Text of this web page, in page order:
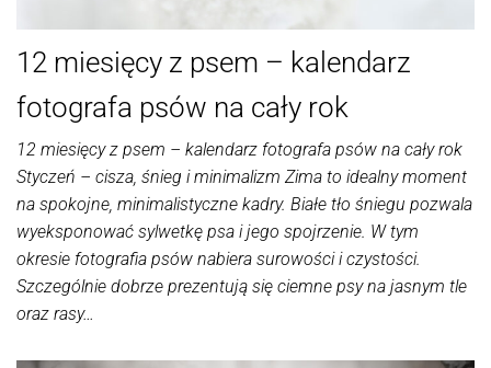
12 miesięcy z psem – kalendarz
fotografa psów na cały rok
12 miesięcy z psem – kalendarz fotografa psów na cały rok
Styczeń – cisza, śnieg i minimalizm Zima to idealny moment
na spokojne, minimalistyczne kadry. Białe tło śniegu pozwala
wyeksponować sylwetkę psa i jego spojrzenie. W tym
okresie fotografia psów nabiera surowości i czystości.
Szczególnie dobrze prezentują się ciemne psy na jasnym tle
oraz rasy…